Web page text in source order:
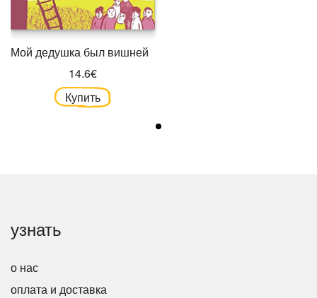
Мой дедушка был вишней
14.6€
Купить
узнать
о нас
оплата и доставка